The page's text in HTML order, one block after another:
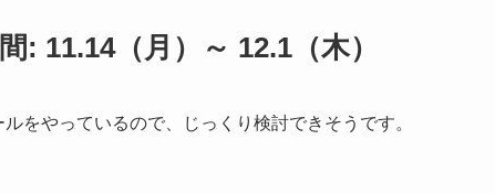
: 11.14（月）～ 12.1（木）
ルをやっているので、じっくり検討できそうです。